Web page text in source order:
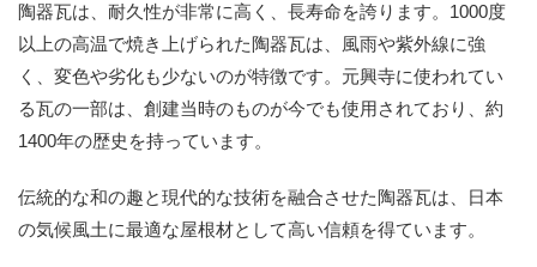
陶器瓦は、耐久性が非常に高く、長寿命を誇ります。1000度
以上の高温で焼き上げられた陶器瓦は、風雨や紫外線に強
く、変色や劣化も少ないのが特徴です。元興寺に使われてい
る瓦の一部は、創建当時のものが今でも使用されており、約
1400年の歴史を持っています。
伝統的な和の趣と現代的な技術を融合させた陶器瓦は、日本
の気候風土に最適な屋根材として高い信頼を得ています。